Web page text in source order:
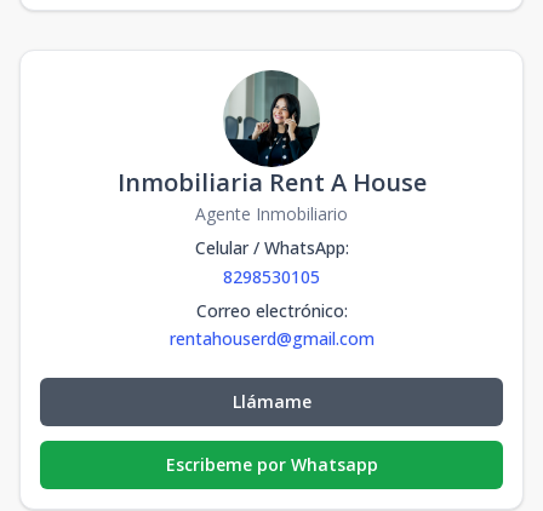
Inmobiliaria Rent A House
Agente Inmobiliario
Celular / WhatsApp:
8298530105
Correo electrónico:
rentahouserd@gmail.com
Llámame
Escribeme por Whatsapp